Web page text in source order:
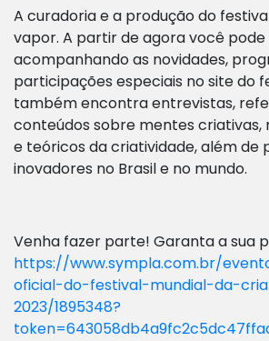
A curadoria e a produção do
vapor. A partir de agora você pode
acompanhando as novidades,
participações especiais no site do
também encontra entrevistas,
conteúdos sobre mentes criativas,
e teóricos da criatividade, além de
inovadores no Brasil e no mundo.
Venha fazer parte! Garanta a sua
https://www.sympla.com.br/
oficial-do-festival-mundial-da-
2023/1895348?